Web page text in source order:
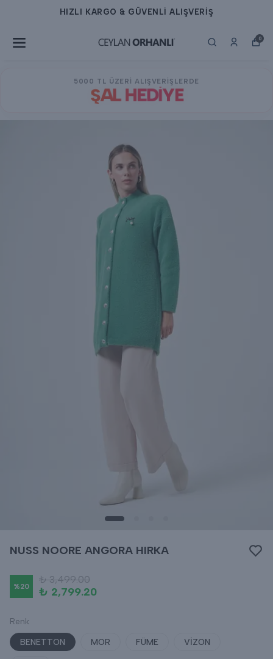
HIZLI KARGO & GÜVENLİ ALIŞVERİŞ
0
5000 TL ÜZERİ ALIŞVERİŞLERDE
ŞAL HEDİYE
NUSS NOORE ANGORA HIRKA
%20
₺ 3,499.00
₺ 2,799.20
Renk
BENETTON
MOR FÜME VİZON